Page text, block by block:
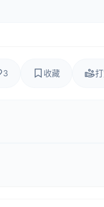
3 收藏